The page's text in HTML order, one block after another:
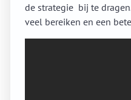
de strategie bij te
veel bereiken en een